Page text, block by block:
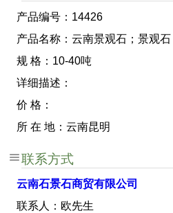
产品编号：14426
产品名称：云南景观石；景观
规 格：10-40吨
详细描述：
价 格：
所 在 地：云南昆明
联系方式
云南石景石商贸有限公司
联系人：欧先生